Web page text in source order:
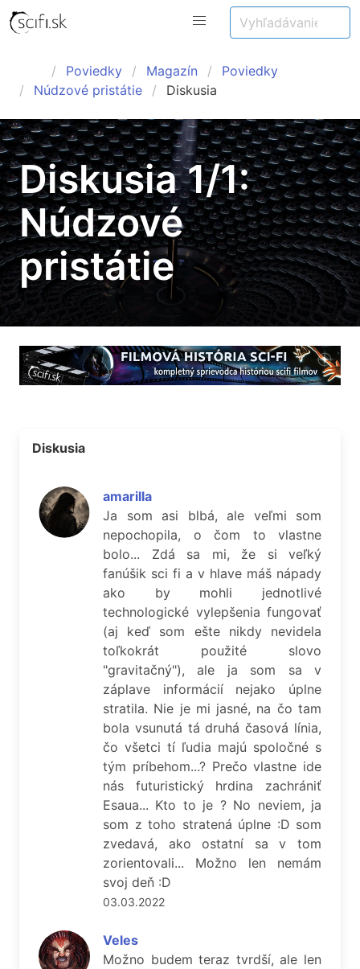
Poviedky Magazín
Poviedky
Núdzové pristátie
Diskusia
Diskusia 1/1:
Núdzové
pristátie
Diskusia
amarilla
Ja som asi blbá, ale veľmi som
nepochopila, o čom to vlastne
bolo... Zdá sa mi, že si veľký
fanúšik sci fi a v hlave máš nápady
ako by mohli jednotlivé
technologické vylepšenia fungovať
(aj keď som ešte nikdy nevidela
toľkokrát použité slovo
"gravitačný"), ale ja som sa v
záplave informácií nejako úplne
stratila. Nie je mi jasné, na čo tam
bola vsunutá tá druhá časová línia,
čo všetci tí ľudia majú spoločné s
tým príbehom...? Prečo vlastne ide
nás futuristický hrdina zachrániť
Esaua... Kto to je ? No neviem, ja
som z toho stratená úplne :D som
zvedavá, ako ostatní sa v tom
zorientovali... Možno len nemám
svoj deň :D
03.03.2022
Veles
Možno budem teraz tvrdší, ale len